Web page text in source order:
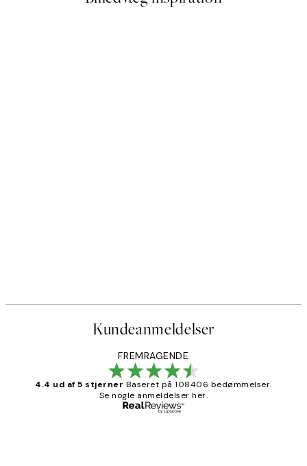
Kundeanmeldelser
FREMRAGENDE
4.4 ud af 5 stjerner Baseret på 108406 bedømmelser.
Se nogle anmeldelser her.